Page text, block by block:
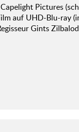
Pictures
auf UHD-Blu-ray
Gints